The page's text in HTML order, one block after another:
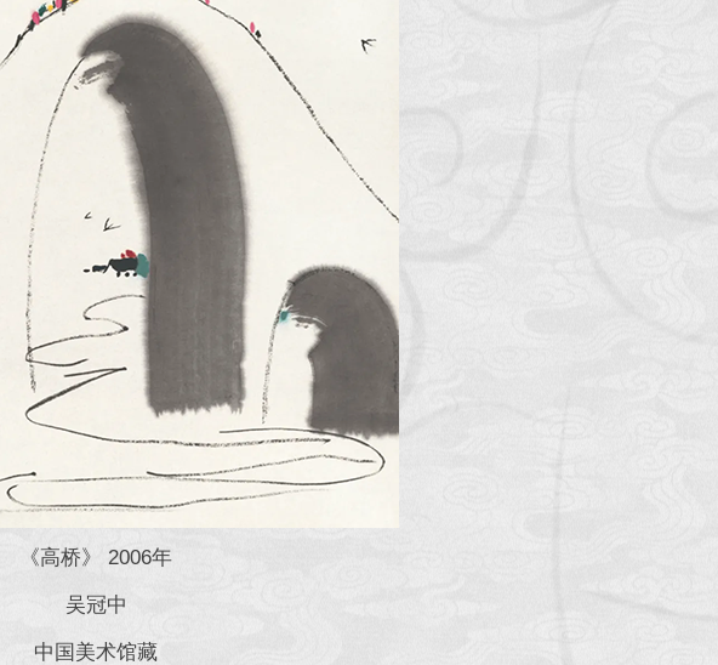
《高桥》 2006年
吴冠中
中国美术馆藏